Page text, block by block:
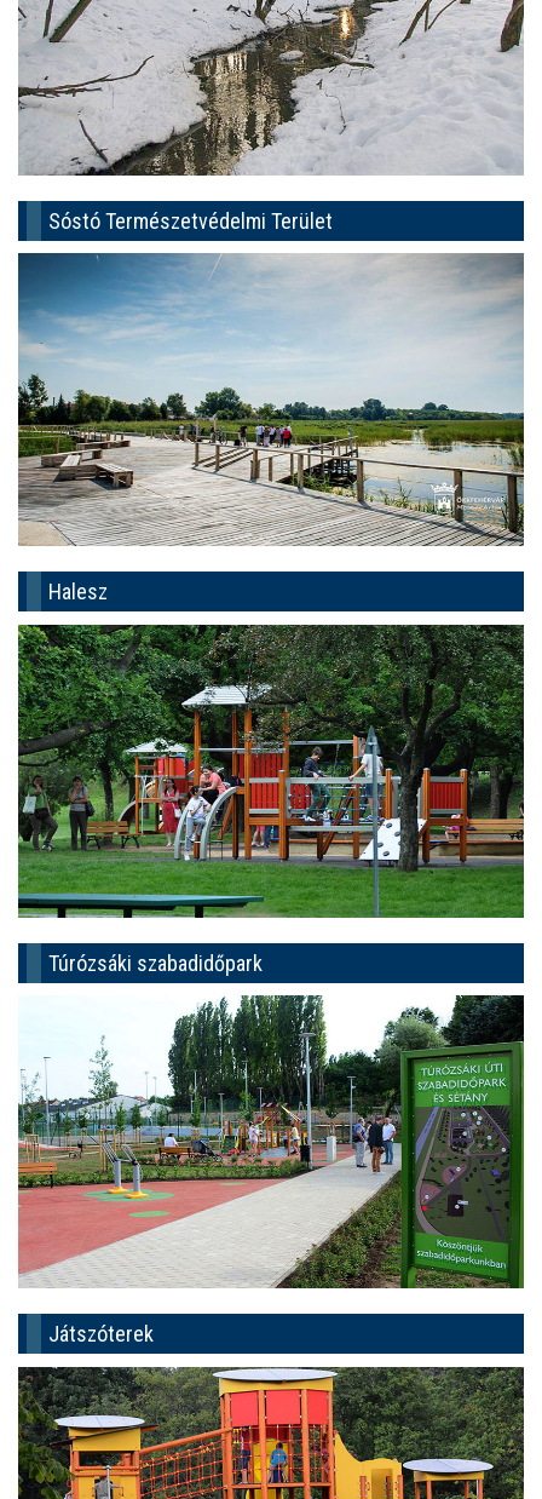
Sóstó Természetvédelmi Terület
Halesz
Túrózsáki szabadidőpark
Játszóterek